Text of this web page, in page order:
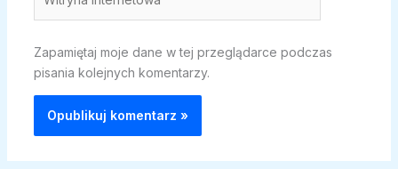
internetowa
Zapamiętaj moje dane w tej przeglądarce podczas
pisania kolejnych komentarzy.